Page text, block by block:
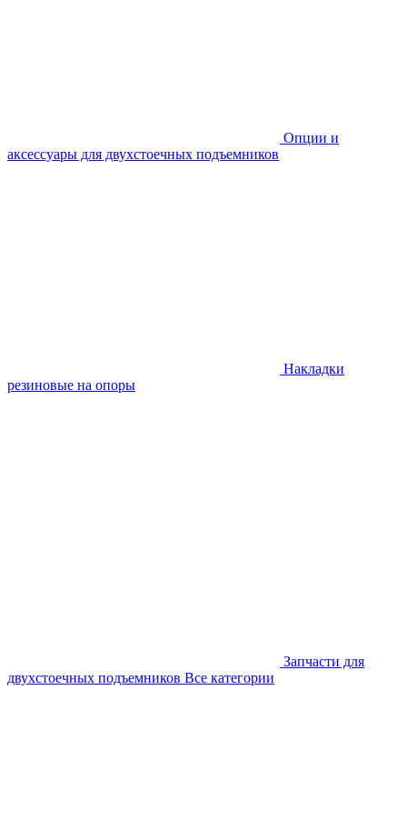
Опции и
аксессуары для двухстоечных подъемников
Накладки
резиновые на опоры
Запчасти для
двухстоечных подъемников Все категории